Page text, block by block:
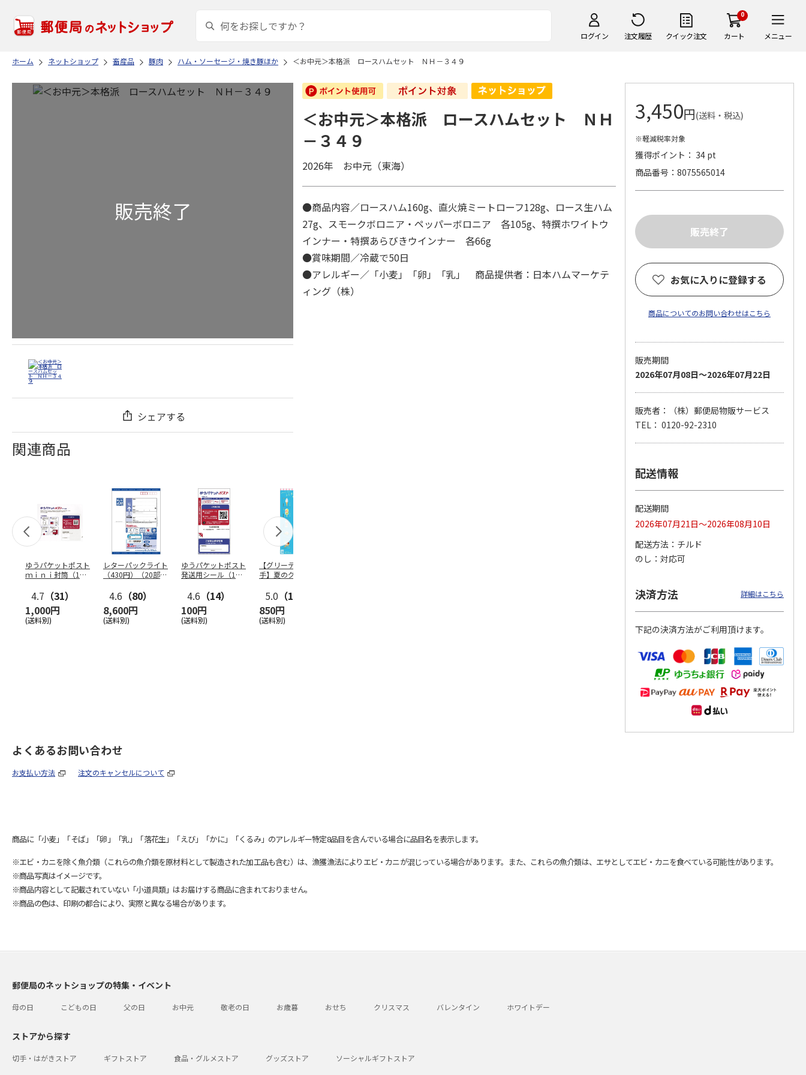
ログイン 注文履歴 クイック注文
0
カート メニュー
ホーム ネットショップ 畜産品 豚肉 ハム・ソーセージ・焼き豚ほか ＜お中元＞本格派 ロースハムセット ＮＨ－３４９
シェアする
関連商品
ゆうパケットポスト
ｍｉｎｉ封筒（1個
4.7 （31）
1,000円
(送料別)
レターパックライト
（430円）（20部セ
4.6 （80）
8,600円
(送料別)
ゆうパケットポスト
発送用シール（1個
4.6 （14）
100円
(送料別)
【グリーティング切
手】夏のグリーティ
5.0 （10）
850円
(送料別)
【グリーティング切
円…
4.8（11）
5,500円
4.6（7）
11,000円
＜お中元＞本格派 ロースハムセット ＮＨ
－３４９
2026年 お中元（東海）
●商品内容／ロースハム160g、直火焼ミートローフ128g、ロース生ハム
27g、スモークボロニア・ペッパーボロニア 各105g、特撰ホワイトウ
インナー・特撰あらびきウインナー 各66g
●賞味期間／冷蔵で50日
●アレルギー／「小麦」「卵」「乳」 商品提供者：日本ハムマーケテ
ィング（株）
3,450円(送料・税込)
※軽減税率対象
獲得ポイント： 34 pt
商品番号
8075565014
お気に入りに登録する
商品についてのお問い合わせはこちら
販売期間
2026年07月08日～2026年07月22日
販売者：（株）郵便局物販サービス
TEL： 0120-92-2310
配送情報
配送期間
2026年07月21日～2026年08月10日
配送方法
チルド
のし
対応可
決済方法 詳細はこちら
下記の決済方法がご利用頂けます。
よくあるお問い合わせ
お支払い方法 注文のキャンセルについて
商品に「小麦」「そば」「卵」「乳」「落花生」「えび」「かに」「くるみ」のアレルギー特定8品目を含んでいる場合に品目名を表示します。
※エビ・カニを除く魚介類（これらの魚介類を原材料として製造された加工品も含む）は、漁獲漁法によりエビ・カニが混じっている場合があります。また、これらの魚介類は、エサとしてエビ・カニを食べている可能性があります。
※商品写真はイメージです。
※商品内容として記載されていない「小道具類」はお届けする商品に含まれておりません。
※商品の色は、印刷の都合により、実際と異なる場合があります。
郵便局のネットショップの特集・イベント
母の日 こどもの日 父の日 お中元 敬老の日 お歳暮 おせち クリスマス バレンタイン ホワイトデー
ストアから探す
切手・はがきストア ギフトストア 食品・グルメストア グッズストア ソーシャルギフトストア